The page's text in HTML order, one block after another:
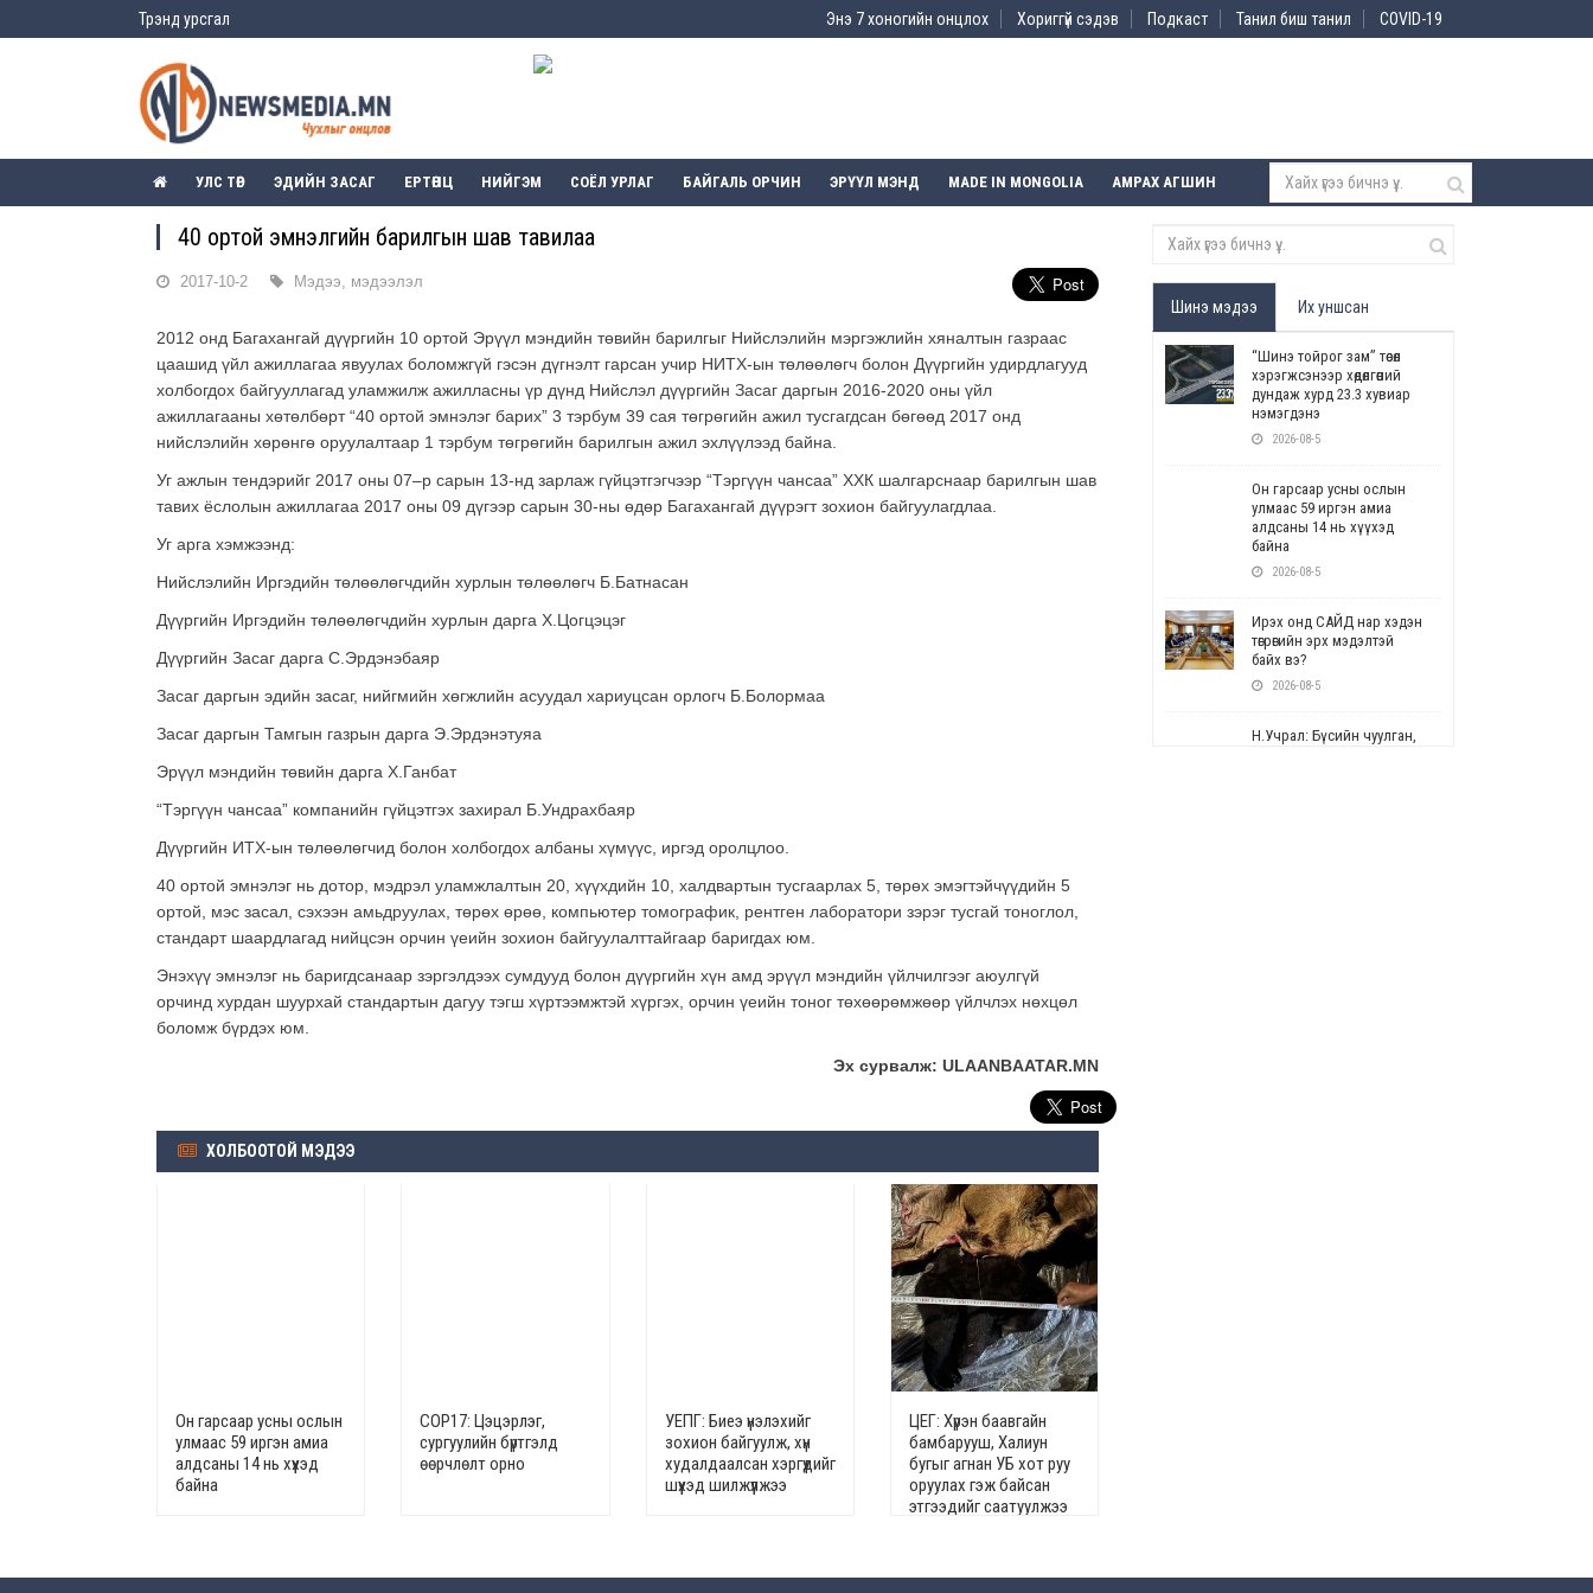
Трэнд урсгал Энэ 7 хоногийн онцлох Хориггүй сэдэв Подкаст Танил биш танил COVID-19
УЛС ТӨР ЭДИЙН ЗАСАГ ЕРТӨНЦ НИЙГЭМ СОЁЛ УРЛАГ БАЙГАЛЬ ОРЧИН ЭРҮҮЛ МЭНД MADE IN MONGOLIA АМРАХ АГШИН
40 ортой эмнэлгийн барилгын шав тавилаа
2017-10-2 Мэдээ, мэдээлэл
2012 онд Багахангай дүүргийн 10 ортой Эрүүл мэндийн төвийн барилгыг Нийслэлийн мэргэжлийн хяналтын газраас
цаашид үйл ажиллагаа явуулах боломжгүй гэсэн дүгнэлт гарсан учир НИТХ-ын төлөөлөгч болон Дүүргийн удирдлагууд
холбогдох байгууллагад уламжилж ажилласны үр дүнд Нийслэл дүүргийн Засаг даргын 2016-2020 оны үйл
ажиллагааны хөтөлбөрт “40 ортой эмнэлэг барих” 3 тэрбум 39 сая төгрөгийн ажил тусгагдсан бөгөөд 2017 онд
нийслэлийн хөрөнгө оруулалтаар 1 тэрбум төгрөгийн барилгын ажил эхлүүлээд байна.
Уг ажлын тендэрийг 2017 оны 07–р сарын 13-нд зарлаж гүйцэтгэгчээр “Тэргүүн чансаа” ХХК шалгарснаар барилгын шав
тавих ёслолын ажиллагаа 2017 оны 09 дүгээр сарын 30-ны өдөр Багахангай дүүрэгт зохион байгуулагдлаа.
Уг арга хэмжээнд:
Нийслэлийн Иргэдийн төлөөлөгчдийн хурлын төлөөлөгч Б.Батнасан
Дүүргийн Иргэдийн төлөөлөгчдийн хурлын дарга Х.Цогцэцэг
Дүүргийн Засаг дарга С.Эрдэнэбаяр
Засаг даргын эдийн засаг, нийгмийн хөгжлийн асуудал хариуцсан орлогч Б.Болормаа
Засаг даргын Тамгын газрын дарга Э.Эрдэнэтуяа
Эрүүл мэндийн төвийн дарга Х.Ганбат
“Тэргүүн чансаа” компанийн гүйцэтгэх захирал Б.Ундрахбаяр
Дүүргийн ИТХ-ын төлөөлөгчид болон холбогдох албаны хүмүүс, иргэд оролцлоо.
40 ортой эмнэлэг нь дотор, мэдрэл уламжлалтын 20, хүүхдийн 10, халдвартын тусгаарлах 5, төрөх эмэгтэйчүүдийн 5
ортой, мэс засал, сэхээн амьдруулах, төрөх өрөө, компьютер томографик, рентген лаборатори зэрэг тусгай тоноглол,
стандарт шаардлагад нийцсэн орчин үеийн зохион байгуулалттайгаар баригдах юм.
Энэхүү эмнэлэг нь баригдсанаар зэргэлдээх сумдууд болон дүүргийн хүн амд эрүүл мэндийн үйлчилгээг аюулгүй
орчинд хурдан шуурхай стандартын дагуу тэгш хүртээмжтэй хүргэх, орчин үеийн тоног төхөөрөмжөөр үйлчлэх нөхцөл
боломж бүрдэх юм.
Эх сурвалж: ULAANBAATAR.MN
ХОЛБООТОЙ МЭДЭЭ
Он гарсаар усны ослын
улмаас 59 иргэн амиа
алдсаны 14 нь хүүхэд
байна
СОР17: Цэцэрлэг,
сургуулийн бүртгэлд
өөрчлөлт орно
УЕПГ: Биеэ үнэлэхийг
зохион байгуулж, хүн
худалдаалсан хэргүүдийг
шүүхэд шилжүүлжээ
ЦЕГ: Хүрэн баавгайн
бамбарууш, Халиун
бугыг агнан УБ хот руу
оруулах гэж байсан
этгээдийг саатуулжээ
Шинэ мэдээ Их уншсан
“Шинэ тойрог зам” төсөл
хэрэгжсэнээр хөдөлгөөний
дундаж хурд 23.3 хувиар
нэмэгдэнэ
2026-08-5
Он гарсаар усны ослын
улмаас 59 иргэн амиа
алдсаны 14 нь хүүхэд
байна
2026-08-5
Ирэх онд САЙД нар хэдэн
төгрөгийн эрх мэдэлтэй
байх вэ?
2026-08-5
Н.Учрал: Бүсийн чуулган,
Баян-Өлгийн дараагийн